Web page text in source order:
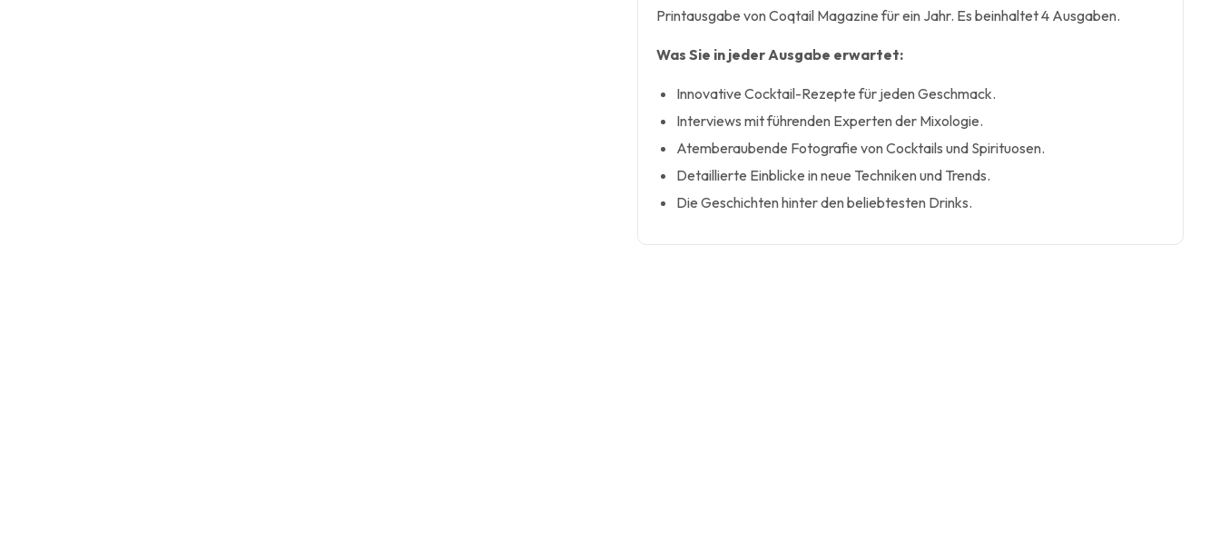
Printausgabe von Coqtail Magazine für ein Jahr. Es beinhaltet 4 Ausgaben.
Was Sie in jeder Ausgabe erwartet:
Innovative Cocktail-Rezepte für jeden Geschmack.
Interviews mit führenden Experten der Mixologie.
Atemberaubende Fotografie von Cocktails und Spirituosen.
Detaillierte Einblicke in neue Techniken und Trends.
Die Geschichten hinter den beliebtesten Drinks.